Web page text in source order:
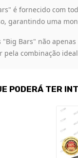
é fornecido com
garantindo uma
"Big Bars" não
pela combinação
PODERÁ TER